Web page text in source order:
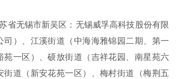
锡市新吴区：无锡威孚高科技股份有限
司）、江溪街道（中海海雅锦园二期、第一
苑一区）、硕放街道（吉祥花园、南星苑六
街道（新安花苑一区）、梅村街道（梅荆五